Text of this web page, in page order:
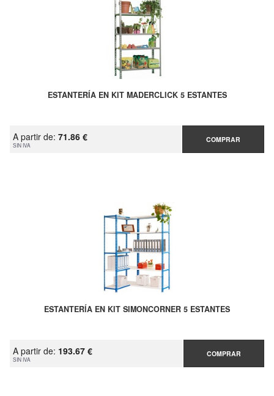
ESTANTERÍA EN KIT MADERCLICK 5 ESTANTES
A partir de: 71.86 €
SIN IVA
COMPRAR
ESTANTERÍA EN KIT SIMONCORNER 5 ESTANTES
A partir de: 193.67 €
SIN IVA
COMPRAR